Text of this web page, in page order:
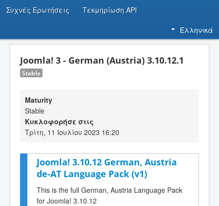
Συχνές Ερωτήσεις Τεκμηρίωση API
Ελληνικά
Joomla! 3 - German (Austria) 3.10.12.1
Stable
Maturity
Stable
Κυκλοφορήσε στις
Τρίτη, 11 Ιουλίου 2023 16:20
Joomla! 3.10.12 German, Austria
de-AT Language Pack (v1)
This is the full German, Austria Language Pack
for Joomla! 3.10.12